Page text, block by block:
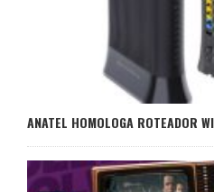
ANATEL HOMOLOGA ROTEADOR